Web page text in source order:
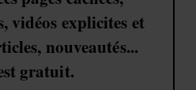
vidéos explicites et
nouveautés...
gratuit.